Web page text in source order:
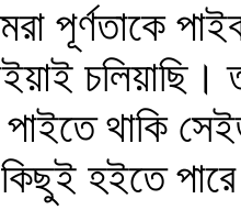
পূর্ণতাকে
পাইতে থাকি
হইতে